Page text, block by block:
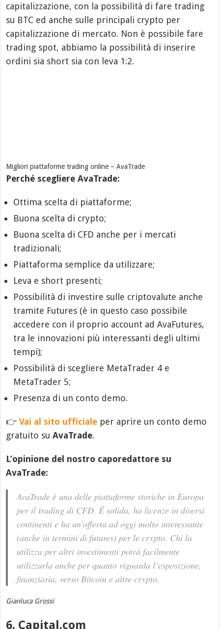
capitalizzazione, con la possibilità di fare trading
su BTC ed anche sulle principali crypto per
capitalizzazione di mercato. Non è possibile fare
trading spot, abbiamo la possibilità di inserire
ordini sia short sia con leva 1:2.
Migliori piattaforme trading online – AvaTrade
Perché scegliere AvaTrade:
Ottima scelta di piattaforme;
Buona scelta di crypto;
Buona scelta di CFD anche per i mercati
tradizionali;
Piattaforma semplice da utilizzare;
Leva e short presenti;
Possibilità di investire sulle criptovalute anche
tramite Futures (è in questo caso possibile
accedere con il proprio account ad AvaFutures,
tra le innovazioni più interessanti degli ultimi
tempi);
Possibilità di scegliere MetaTrader 4 e
MetaTrader 5;
Presenza di un conto demo.
👉Vai al sito ufficiale per aprire un conto demo
gratuito suAvaTrade.
L’opinione del nostro caporedattore su
AvaTrade:
AvaTrade è una delle piattaforme storiche in Europa
per il trading di CFD. È solida, ha licenze in diversi
continenti e ha un’offerta ad oggi molto interessante
(anche in termini di futures) per le crypto. Chi la
utilizza per altri investimenti potrà facilmente
utilizzarla anche per quanto riguarda l’esposizione,
finanziaria, verso Bitcoin e altre crypto.
Gianluca Grossi
6. Capital.com